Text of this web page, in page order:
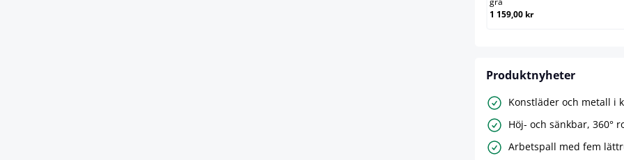
1 159,00 kr
Produktnyheter
Konstläder och metall i
Höj- och sänkbar, 360°
Arbetspall med fem